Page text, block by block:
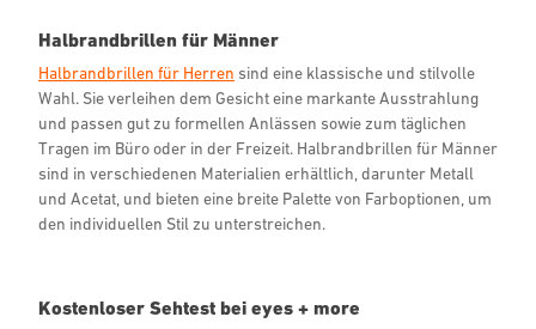
Halbrandbrillen für Männer
Halbrandbrillen für Herren sind eine klassische und stilvolle
Wahl. Sie verleihen dem Gesicht eine markante Ausstrahlung
und passen gut zu formellen Anlässen sowie zum täglichen
Tragen im Büro oder in der Freizeit. Halbrandbrillen für Männer
sind in verschiedenen Materialien erhältlich, darunter Metall
und Acetat, und bieten eine breite Palette von Farboptionen, um
den individuellen Stil zu unterstreichen.
Kostenloser Sehtest bei eyes + more